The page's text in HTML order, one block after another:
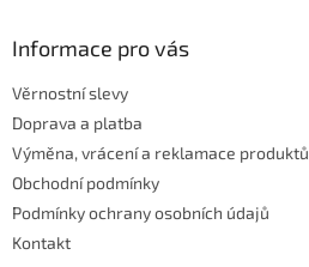
Informace pro vás
Věrnostní slevy
Doprava a platba
Výměna, vrácení a reklamace produktů
Obchodní podmínky
Podmínky ochrany osobních údajů
Kontakt